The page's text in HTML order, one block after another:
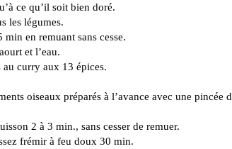
ce qu’il soit bien doré.
les légumes.
min en remuant sans cesse.
et l’eau.
curry aux 13 épices.
oiseaux préparés à l’avance avec une pincée
2 à 3 min., sans cesser de remuer.
frémir à feu doux 30 min.